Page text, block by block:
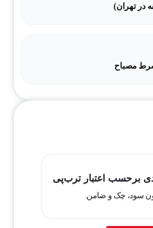
برحسب اعتبار ترب‌پی